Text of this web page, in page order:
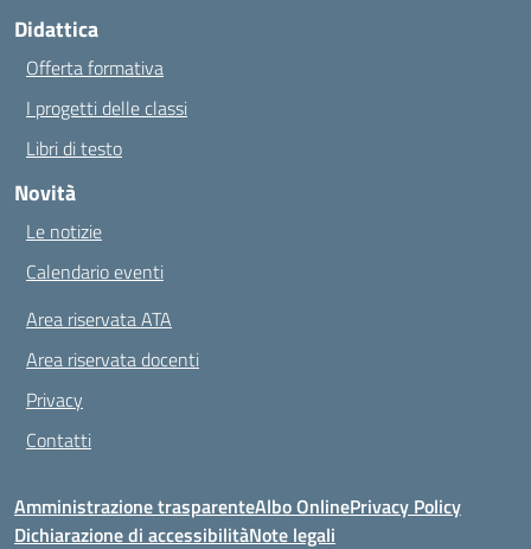
Didattica
Offerta formativa
I progetti delle classi
Libri di testo
Novità
Le notizie
Calendario eventi
Area riservata ATA
Area riservata docenti
Privacy
Contatti
Amministrazione trasparenteAlbo OnlinePrivacy Policy
Dichiarazione di accessibilitàNote legali